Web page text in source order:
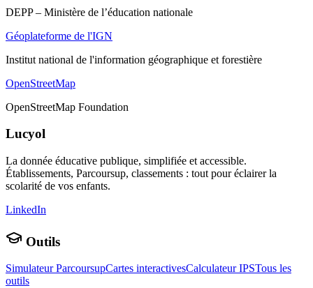
DEPP – Ministère de l’éducation nationale
Géoplateforme de l'IGN
Institut national de l'information géographique et forestière
OpenStreetMap
OpenStreetMap Foundation
Lucyol
La donnée éducative publique, simplifiée et accessible.
Établissements, Parcoursup, classements : tout pour éclairer la
scolarité de vos enfants.
LinkedIn
Outils
Simulateur ParcoursupCartes interactivesCalculateur IPSTous les
outils